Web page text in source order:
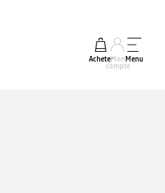
AcheterMon
compte
Menu